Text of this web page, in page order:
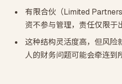
有限合伙（Limited
资不参与管理，责任仅限于
这种结构灵活度高，但风险
人的财务问题可能会牵连到